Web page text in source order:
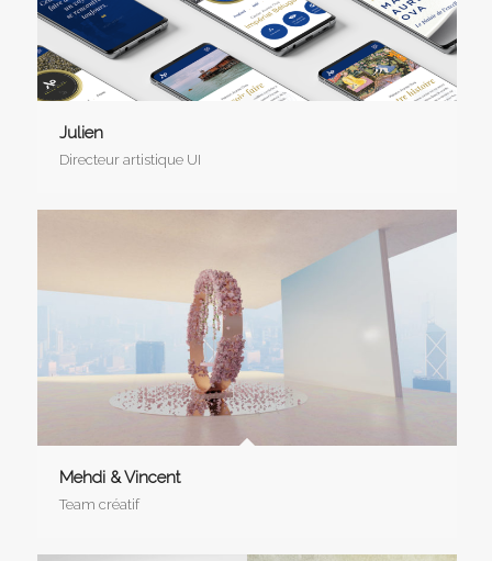
Julien
Directeur artistique UI
Mehdi & Vincent
Team créatif